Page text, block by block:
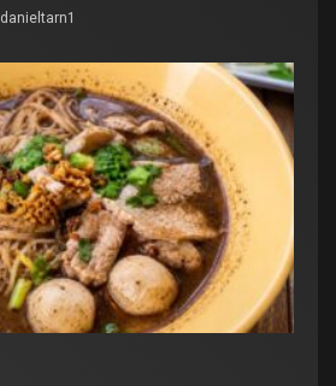
danieltarn1